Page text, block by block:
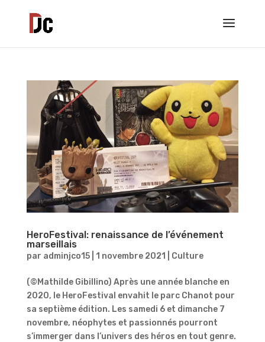
HeroFestival: renaissance de l’événement
marseillais
par adminjco15| 1 novembre 2021 Culture
(©Mathilde Gibillino) Après une année blanche en
2020, le HeroFestival envahit le parc Chanot pour
sa septième édition. Les samedi 6 et dimanche 7
novembre, néophytes et passionnés pourront
s’immerger dans l’univers des héros en tout genre.